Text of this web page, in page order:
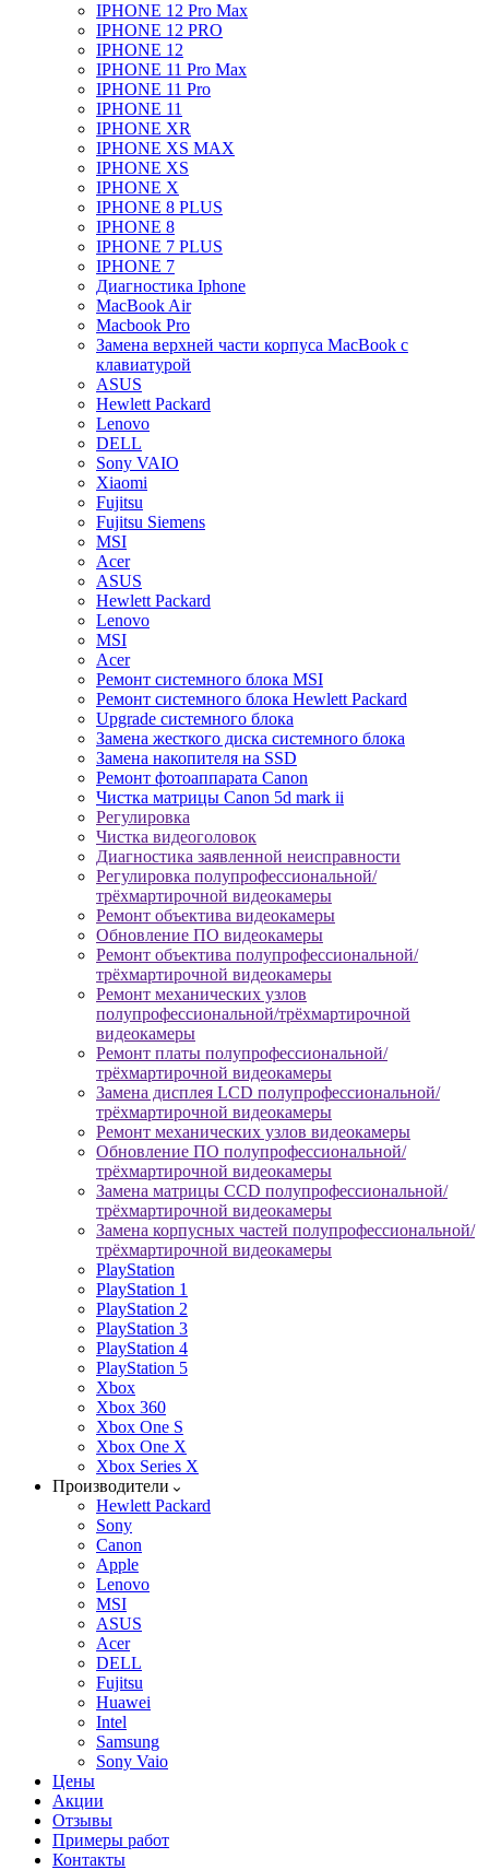
IPHONE 12 Pro Max
IPHONE 12 PRO
IPHONE 12
IPHONE 11 Pro Max
IPHONE 11 Pro
IPHONE 11
IPHONE XR
IPHONE XS MAX
IPHONE XS
IPHONE X
IPHONE 8 PLUS
IPHONE 8
IPHONE 7 PLUS
IPHONE 7
Диагностика Iphone
MacBook Air
Macbook Pro
Замена верхней части корпуса MacBook с
клавиатурой
ASUS
Hewlett Packard
Lenovo
DELL
Sony VAIO
Xiaomi
Fujitsu
Fujitsu Siemens
MSI
Acer
ASUS
Hewlett Packard
Lenovo
MSI
Acer
Ремонт системного блока MSI
Ремонт системного блока Hewlett Packard
Upgrade системного блока
Замена жесткого диска системного блока
Замена накопителя на SSD
Ремонт фотоаппарата Canon
Чистка матрицы Canon 5d mark ii
Регулировка
Чистка видеоголовок
Диагностика заявленной неисправности
Регулировка полупрофессиональной/
трёхмартирочной видеокамеры
Ремонт объектива видеокамеры
Обновление ПО видеокамеры
Ремонт объектива полупрофессиональной/
трёхмартирочной видеокамеры
Ремонт механических узлов
полупрофессиональной/трёхмартирочной
видеокамеры
Ремонт платы полупрофессиональной/
трёхмартирочной видеокамеры
Замена дисплея LCD полупрофессиональной/
трёхмартирочной видеокамеры
Ремонт механических узлов видеокамеры
Обновление ПО полупрофессиональной/
трёхмартирочной видеокамеры
Замена матрицы CCD полупрофессиональной/
трёхмартирочной видеокамеры
Замена корпусных частей полупрофессиональной/
трёхмартирочной видеокамеры
PlayStation
PlayStation 1
PlayStation 2
PlayStation 3
PlayStation 4
PlayStation 5
Xbox
Xbox 360
Xbox One S
Xbox One X
Xbox Series X
Производители
Hewlett Packard
Sony
Canon
Apple
Lenovo
MSI
ASUS
Acer
DELL
Fujitsu
Huawei
Intel
Samsung
Sony Vaio
Цены
Акции
Отзывы
Примеры работ
Контакты